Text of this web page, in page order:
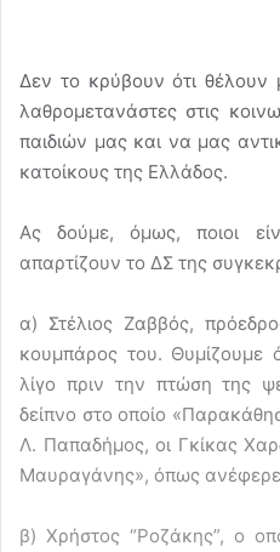
Δεν το κρύβουν ότι
λαθρομετανάστες στις
παιδιών μας και να μας
κατοίκους της Ελλάδος.
Ας δούμε, όμως, ποιοι
απαρτίζουν το ΔΣ της
α) Στέλιος Ζαββός,
κουμπάρος του. Θυμίζουμε
λίγο πριν την πτώση της
δείπνο στο οποίο
Λ. Παπαδήμος, οι Γκίκας
Μαυραγάνης», όπως ανέφερε
β) Χρήστος “Ροζάκης”, ο